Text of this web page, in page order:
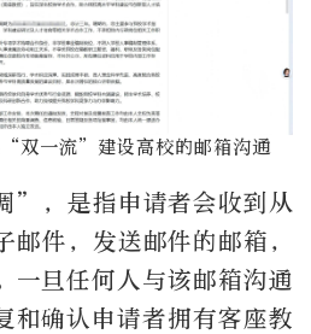
“双一流”建设高校的邮箱沟通
”，是指申请者会收到从
件，发送邮件的邮箱，
一旦任何人与该邮箱沟通
和确认申请者拥有客座教